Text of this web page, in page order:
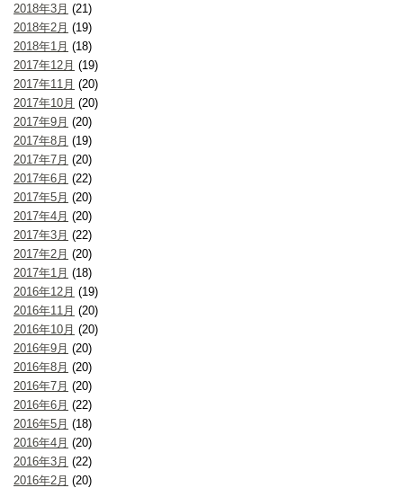
2018年3月 (21)
2018年2月 (19)
2018年1月 (18)
2017年12月 (19)
2017年11月 (20)
2017年10月 (20)
2017年9月 (20)
2017年8月 (19)
2017年7月 (20)
2017年6月 (22)
2017年5月 (20)
2017年4月 (20)
2017年3月 (22)
2017年2月 (20)
2017年1月 (18)
2016年12月 (19)
2016年11月 (20)
2016年10月 (20)
2016年9月 (20)
2016年8月 (20)
2016年7月 (20)
2016年6月 (22)
2016年5月 (18)
2016年4月 (20)
2016年3月 (22)
2016年2月 (20)